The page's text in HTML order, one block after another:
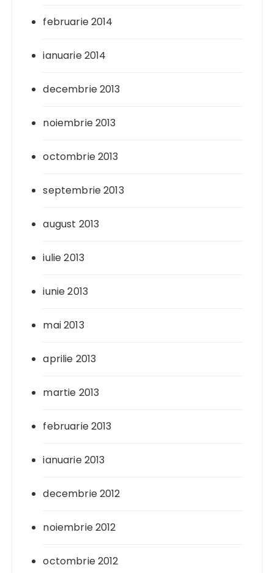
februarie 2014
ianuarie 2014
decembrie 2013
noiembrie 2013
octombrie 2013
septembrie 2013
august 2013
iulie 2013
iunie 2013
mai 2013
aprilie 2013
martie 2013
februarie 2013
ianuarie 2013
decembrie 2012
noiembrie 2012
octombrie 2012